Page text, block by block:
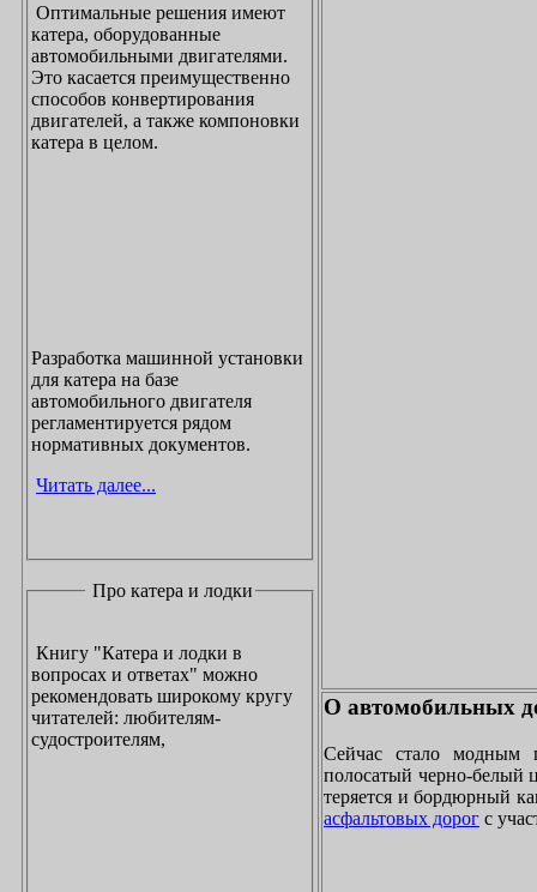
Оптимальные решения имеют
катера, оборудованные
автомобильными двигателями.
Это касается преимущественно
способов конвертирования
двигателей, а также компоновки
катера в целом.
Разработка машинной установки
для катера на базе
автомобильного двигателя
регламентируется рядом
нормативных документов.
Читать далее...
Про катера и лодки
Книгу "Катера и лодки в
вопросах и ответах" можно
рекомендовать широкому кругу
читателей: любителям-
судостроителям,
О автомобильных
Сейчас стало модным
полосатый черно-белый
теряется и бордюрный
асфальтовых дорог с